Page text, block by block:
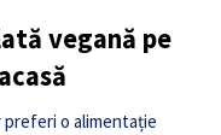
vegană pe
preferi o alimentație